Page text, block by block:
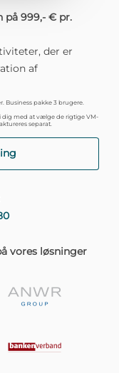
999,- € pr.
der er
af
Business pakke 3 brugere.
dig med at vælge de rigtige VM-
separat.
vores løsninger